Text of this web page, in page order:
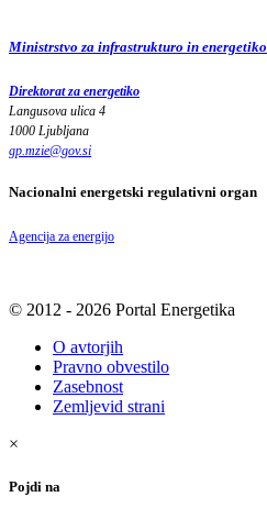
Ministrstvo za infrastrukturo in energetiko
Direktorat za energetiko
Langusova ulica 4
1000 Ljubljana
gp.mzie@gov.si
Nacionalni energetski regulativni organ
Agencija za energijo
© 2012 - 2026 Portal Energetika
O avtorjih
Pravno obvestilo
Zasebnost
Zemljevid strani
×
Pojdi na